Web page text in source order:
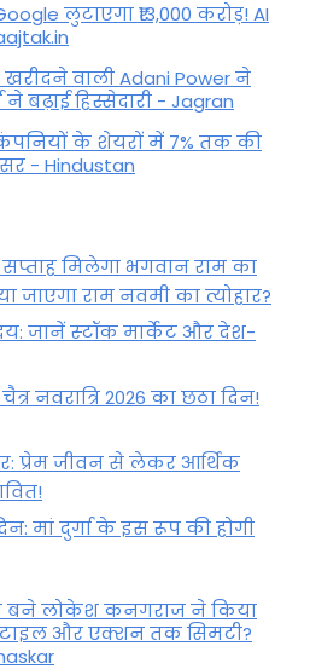
लुटाएगा ₹13,000 करोड़! AI
खरीदने वाली Adani Power ने
ने बढ़ाई हिस्सेदारी - Jagran
के शेयरों में 7% तक की
- Hindustan
मिलेगा भगवान राम का
जाएगा राम नवमी का त्योहार?
जानें स्‍टॉक मार्केट और देश-
नवरात्रि 2026 का छठा दिन!
प्रेम जीवन से लेकर आर्थिक
मां दुर्गा के इस रूप की होगी
बने लोकेश कनगराज ने किया
और एक्शन तक सिमटी?